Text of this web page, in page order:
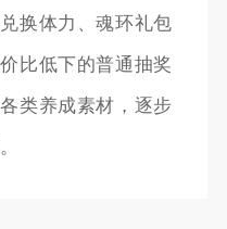
换体力、魂环礼包
比低下的普通抽奖
类养成素材，逐步